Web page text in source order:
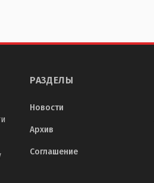
РАЗДЕЛЫ
Новости
Архив
Соглашение